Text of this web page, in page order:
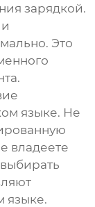
зарядкой.
Это
языке. Не
владеете
языке.